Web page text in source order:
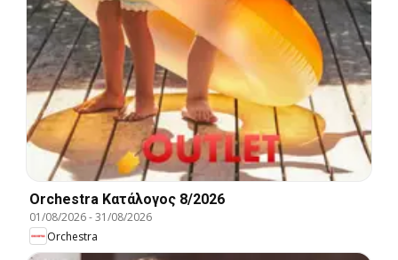
Orchestra Kατάλογος 8/2026
01/08/2026-31/08/2026
Orchestra